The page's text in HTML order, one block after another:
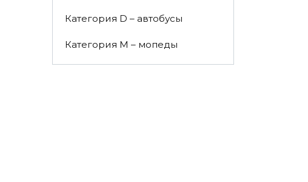
Категория D – автобусы
Категория M – мопеды